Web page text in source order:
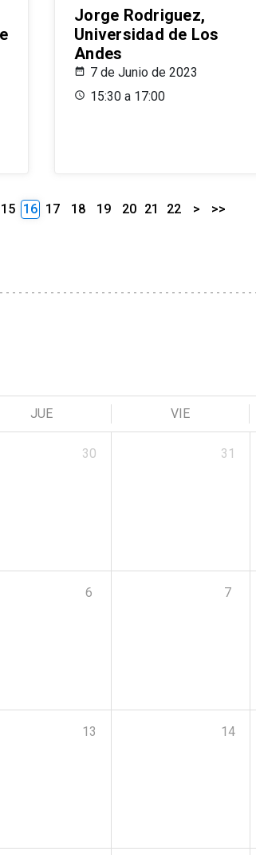
Jorge Rodriguez,
Universidad de Los
Andes
7 de Junio de 2023
15:30 a 17:00
15 16 17 18 19 20 21 22 > >>
JUE VIE
30 31
6 7
13 14